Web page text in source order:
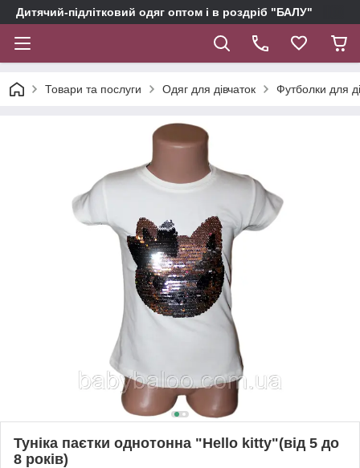
Дитячий-підлітковий одяг оптом і в роздріб "БАЛУ"
Товари та послуги Одяг для дівчаток Футболки для
Туніка паєтки однотонна "Hello kitty"(від 5 до
8 років)